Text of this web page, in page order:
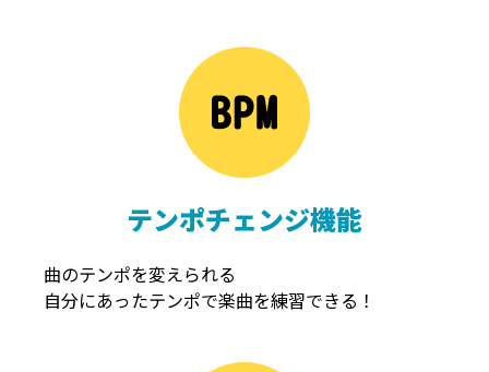
テンポチェンジ機能
曲のテンポを変えられる
自分にあったテンポで楽曲を練習できる！